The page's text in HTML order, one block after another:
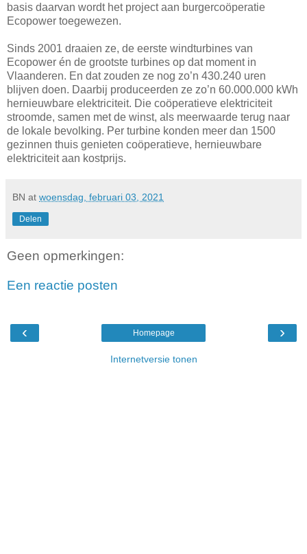
basis daarvan wordt het project aan burgercoöperatie
Ecopower toegewezen.
Sinds 2001 draaien ze, de eerste windturbines van
Ecopower én de grootste turbines op dat moment in
Vlaanderen. En dat zouden ze nog zo’n 430.240 uren
blijven doen. Daarbij produceerden ze zo’n 60.000.000 kWh
hernieuwbare elektriciteit. Die coöperatieve elektriciteit
stroomde, samen met de winst, als meerwaarde terug naar
de lokale bevolking. Per turbine konden meer dan 1500
gezinnen thuis genieten coöperatieve, hernieuwbare
elektriciteit aan kostprijs.
BN at woensdag, februari 03, 2021
Delen
Geen opmerkingen:
Een reactie posten
‹ ›
Homepage
Internetversie tonen